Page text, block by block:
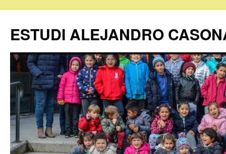
ESTUDI ALEJANDRO